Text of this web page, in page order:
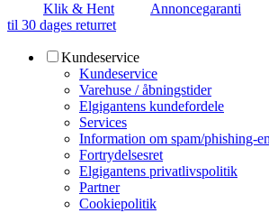
Klik & Hent Annoncegaranti
til 30 dages returret
Kundeservice
Kundeservice
Varehuse / åbningstider
Elgigantens kundefordele
Services
Information om spam/phishing-
Fortrydelsesret
Elgigantens privatlivspolitik
Partner
Cookiepolitik